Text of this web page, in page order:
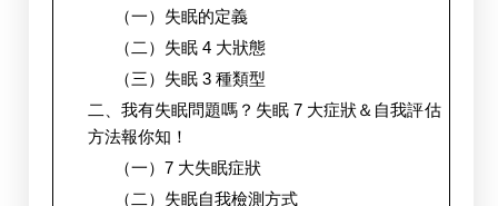
（一）失眠的定義
（二）失眠 4 大狀態
（三）失眠 3 種類型
二、我有失眠問題嗎？失眠 7 大症狀＆自我評估
方法報你知！
（一）7 大失眠症狀
（二）失眠自我檢測方式